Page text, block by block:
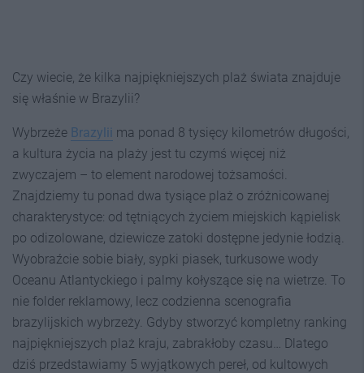
Czy wiecie, że kilka najpiękniejszych plaż świata znajduje
się właśnie w Brazylii?
Wybrzeże Brazylii ma ponad 8 tysięcy kilometrów długości,
a kultura życia na plaży jest tu czymś więcej niż
zwyczajem – to element narodowej tożsamości.
Znajdziemy tu ponad dwa tysiące plaż o zróżnicowanej
charakterystyce: od tętniących życiem miejskich kąpielisk
po odizolowane, dziewicze zatoki dostępne jedynie łodzią.
Wyobraźcie sobie biały, sypki piasek, turkusowe wody
Oceanu Atlantyckiego i palmy kołyszące się na wietrze. To
nie folder reklamowy, lecz codzienna scenografia
brazylijskich wybrzeży. Gdyby stworzyć kompletny ranking
najpiękniejszych plaż kraju, zabrakłoby czasu… Dlatego
dziś przedstawiamy 5 wyjątkowych pereł, od kultowych